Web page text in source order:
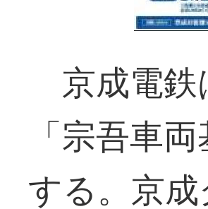
京成電鉄
「宗吾車
する。京